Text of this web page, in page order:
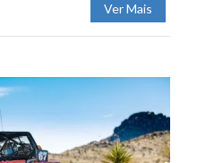
Ver Mais